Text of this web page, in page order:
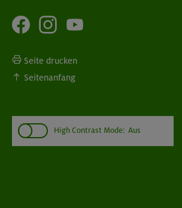
Seite drucken
Seitenanfang
High Contrast Mode: Aus